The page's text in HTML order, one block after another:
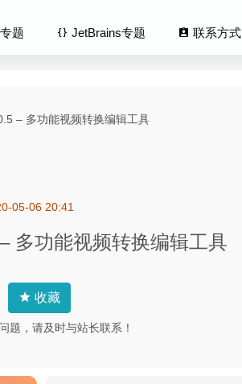
题 JetBrains专题 联系方式
05-06 20:41
多功能视频转换编辑工具
收藏
题，请及时与站长联系！
洁的Youtube 视频下载工具 2020-04-24
具 2020-08-03
理软件 2025-03-11